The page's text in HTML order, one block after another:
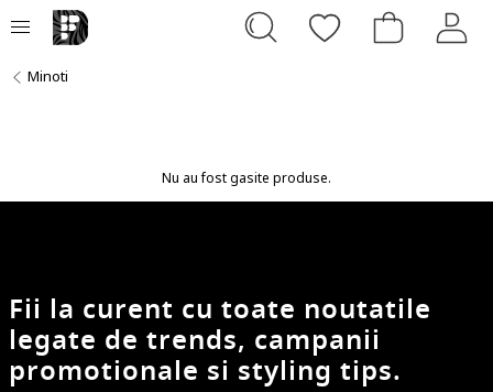
Minoti
Nu au fost gasite produse.
Fii la curent cu toate noutatile
legate de trends, campanii
promotionale si styling tips.